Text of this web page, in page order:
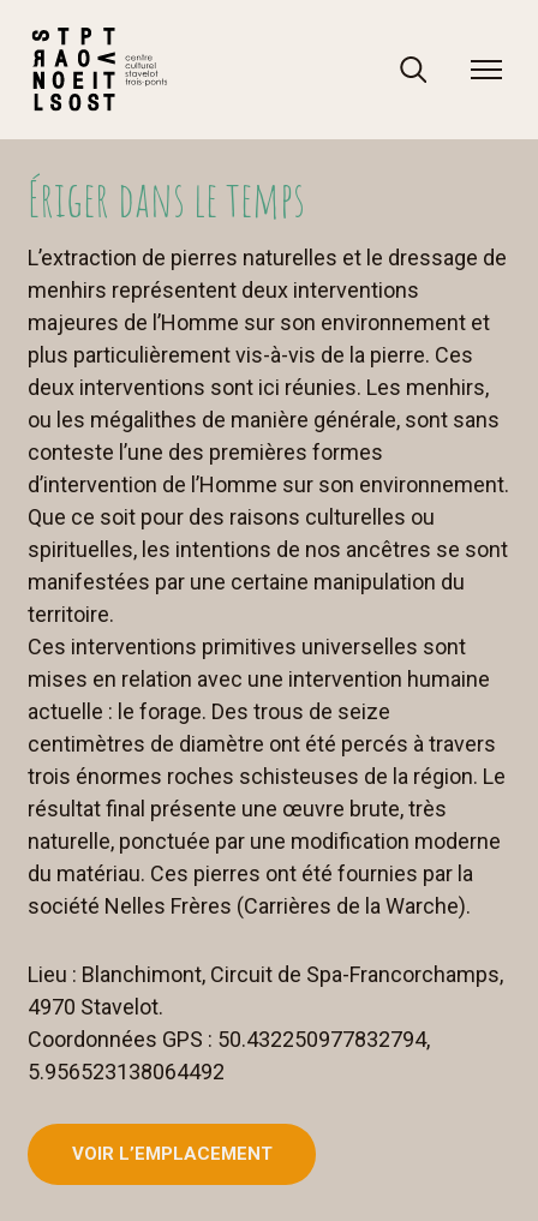
content
Rechercher
Rechercher
Ériger dans le temps
L’extraction de pierres naturelles et le dressage de
menhirs représentent deux interventions
majeures de l’Homme sur son environnement et
plus particulièrement vis-à-vis de la pierre. Ces
deux interventions sont ici réunies. Les menhirs,
ou les mégalithes de manière générale, sont sans
conteste l’une des premières formes
d’intervention de l’Homme sur son environnement.
Que ce soit pour des raisons culturelles ou
spirituelles, les intentions de nos ancêtres se sont
manifestées par une certaine manipulation du
territoire.
Ces interventions primitives universelles sont
mises en relation avec une intervention humaine
actuelle : le forage. Des trous de seize
centimètres de diamètre ont été percés à travers
trois énormes roches schisteuses de la région. Le
résultat final présente une œuvre brute, très
naturelle, ponctuée par une modification moderne
du matériau. Ces pierres ont été fournies par la
société Nelles Frères (Carrières de la Warche).
Lieu : Blanchimont, Circuit de Spa-Francorchamps,
4970 Stavelot.
Coordonnées GPS : 50.432250977832794,
5.956523138064492
VOIR L’EMPLACEMENT